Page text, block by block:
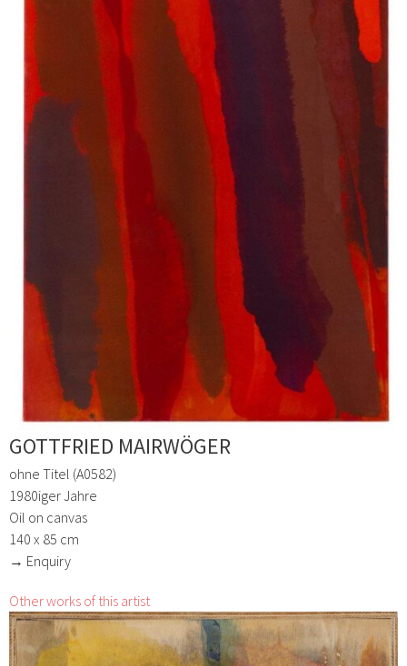
GOTTFRIED MAIRWÖGER
ohne Titel (A0582)
1980iger Jahre
Oil on canvas
140 x 85 cm
→ Enquiry
Other works of this artist